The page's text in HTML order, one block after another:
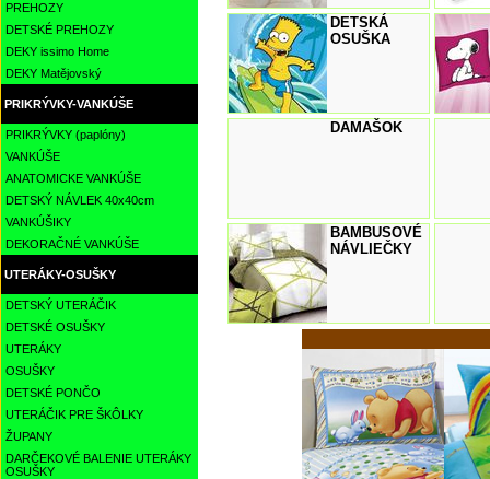
PREHOZY
DETSKÉ PREHOZY
DEKY issimo Home
DEKY Matějovský
PRIKRÝVKY-VANKÚŠE
PRIKRÝVKY (paplóny)
VANKÚŠE
ANATOMICKE VANKÚŠE
DETSKÝ NÁVLEK 40x40cm
VANKÚŠIKY
DEKORAČNÉ VANKÚŠE
UTERÁKY-OSUŠKY
DETSKÝ UTERÁČIK
DETSKÉ OSUŠKY
UTERÁKY
OSUŠKY
DETSKÉ PONČO
UTERÁČIK PRE ŠKÔLKY
ŽUPANY
DARČEKOVÉ BALENIE UTERÁKY
OSUŠKY
DETSKÁ
OSUŠKA
DAMAŠOK
BAMBUSOVÉ
NÁVLIEČKY